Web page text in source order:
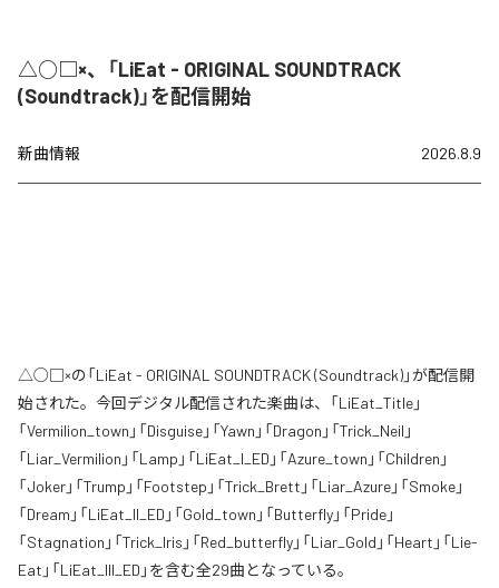
△○□×、「LiEat - ORIGINAL SOUNDTRACK
(Soundtrack)」を配信開始
新曲情報 2026.8.9
△○□×の「LiEat - ORIGINAL SOUNDTRACK (Soundtrack)」が配信開
始された。今回デジタル配信された楽曲は、「LiEat_Title」
「Vermilion_town」「Disguise」「Yawn」「Dragon」「Trick_Neil」
「Liar_Vermilion」「Lamp」「LiEat_I_ED」「Azure_town」「Children」
「Joker」「Trump」「Footstep」「Trick_Brett」「Liar_Azure」「Smoke」
「Dream」「LiEat_II_ED」「Gold_town」「Butterfly」「Pride」
「Stagnation」「Trick_Iris」「Red_butterfly」「Liar_Gold」「Heart」「Lie-
Eat」「LiEat_III_ED」を含む全29曲となっている。